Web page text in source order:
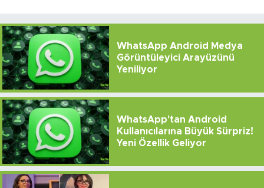
WhatsApp Android Medya
Görüntüleyici Arayüzünü
Yeniliyor
WhatsApp'tan Android
Kullanıcılarına Büyük Sürpriz!
Yeni Özellik Geliyor